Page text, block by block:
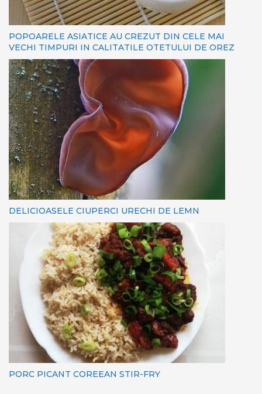
POPOARELE ASIATICE AU CREZUT DIN CELE MAI
VECHI TIMPURI IN CALITATILE OTETULUI DE OREZ
DELICIOASELE CIUPERCI URECHI DE LEMN
PORC PICANT COREEAN STIR-FRY